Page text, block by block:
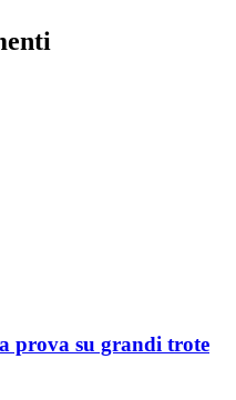
prova su grandi trote